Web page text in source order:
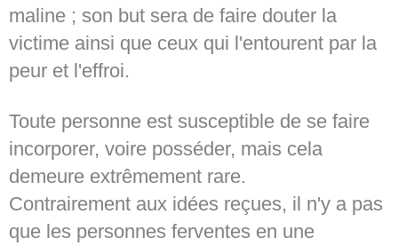
maline ; son but sera de faire douter la
victime ainsi que ceux qui l'entourent par la
peur et l'effroi.
Toute personne est susceptible de se faire
incorporer, voire posséder, mais cela
demeure extrêmement rare.
Contrairement aux idées reçues, il n'y a pas
que les personnes ferventes en une